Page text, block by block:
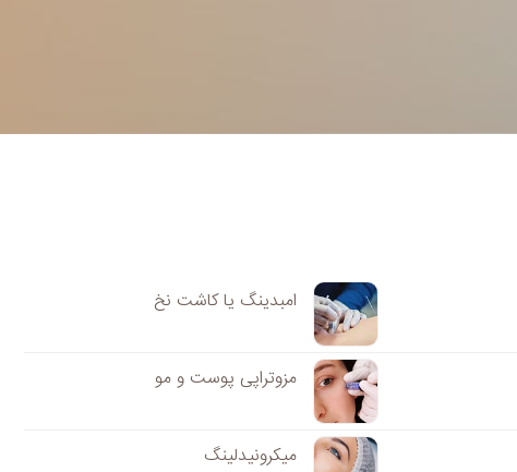
امبدینگ یا کاشت نخ
مزوتراپی پوست و مو
میکرونیدلینگ